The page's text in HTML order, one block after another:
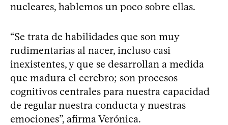
nucleares, hablemos un poco sobre ellas.
“Se trata de habilidades que son muy
rudimentarias al nacer, incluso casi
inexistentes, y que se desarrollan a medida
que madura el cerebro; son procesos
cognitivos centrales para nuestra capacidad
de regular nuestra conducta y nuestras
emociones”, afirma Verónica.